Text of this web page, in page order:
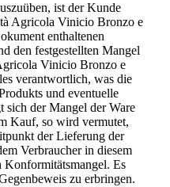
ist der Kunde
Agricola Vinicio Bronzo e
enthaltenen
den festgestellten Mangel
Vinicio Bronzo e
verantwortlich, was die
und eventuelle
der Mangel der Ware
Kauf, so wird vermutet,
der Lieferung der
Verbraucher in diesem
Es
zu erbringen.